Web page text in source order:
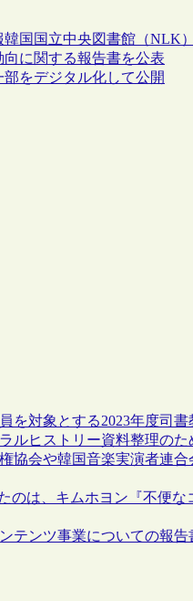
韓国国立中央図書館（NLK）
に関する報告書を公表
をデジタル化して公開
を対象とする2023年度司
ルヒストリー資料整理の
協会や韓国音楽実演者連
のは、キムホヨン『不便
テンツ事業についての報告